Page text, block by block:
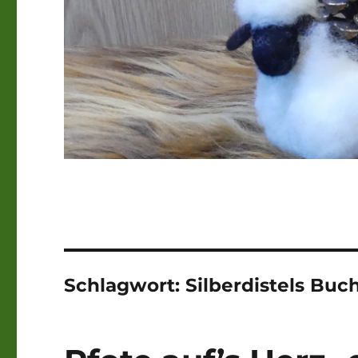
Schlagwort:Silberdistels